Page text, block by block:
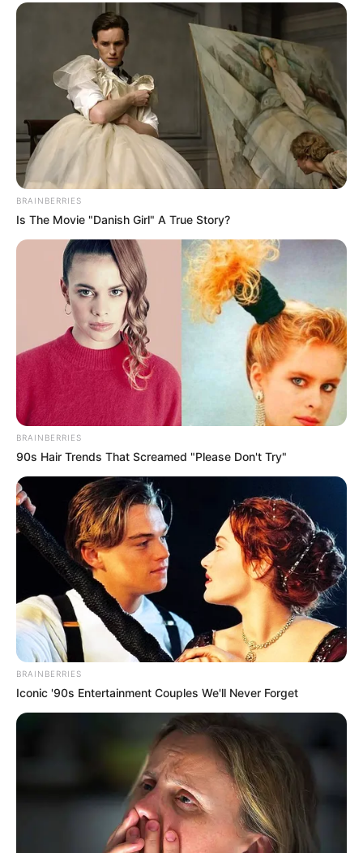
BRAINBERRIES
Is The Movie "Danish Girl" A True Story?
BRAINBERRIES
90s Hair Trends That Screamed "Please Don't Try"
BRAINBERRIES
Iconic '90s Entertainment Couples We'll Never Forget